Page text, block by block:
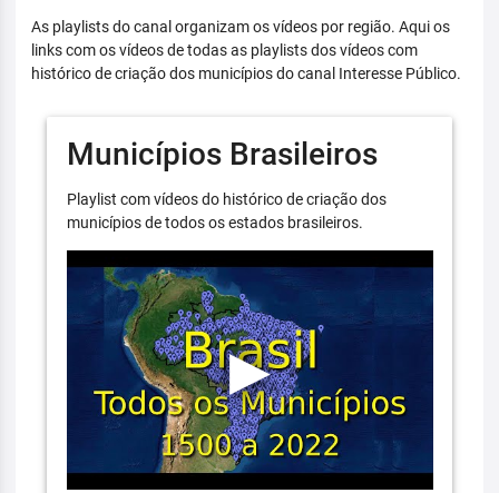
As playlists do canal organizam os vídeos por região. Aqui os
links com os vídeos de todas as playlists dos vídeos com
histórico de criação dos municípios do canal Interesse Público.
Municípios Brasileiros
Playlist com vídeos do histórico de criação dos
municípios de todos os estados brasileiros.